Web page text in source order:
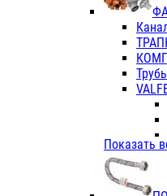
ПК
ПВХ
Показать